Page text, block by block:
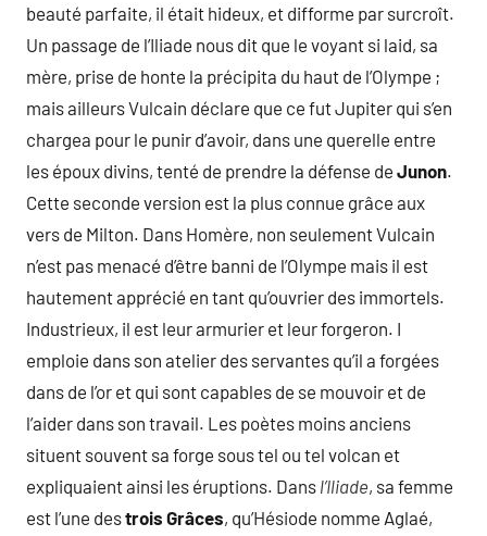
beauté parfaite, il était hideux, et difforme par surcroît.
Un passage de l’Iliade nous dit que le voyant si laid, sa
mère, prise de honte la précipita du haut de l’Olympe ;
mais ailleurs Vulcain déclare que ce fut Jupiter qui s’en
chargea pour le punir d’avoir, dans une querelle entre
les époux divins, tenté de prendre la défense de Junon.
Cette seconde version est la plus connue grâce aux
vers de Milton. Dans Homère, non seulement Vulcain
n’est pas menacé d’être banni de l’Olympe mais il est
hautement apprécié en tant qu’ouvrier des immortels.
Industrieux, il est leur armurier et leur forgeron. I
emploie dans son atelier des servantes qu’il a forgées
dans de l’or et qui sont capables de se mouvoir et de
l’aider dans son travail. Les poètes moins anciens
situent souvent sa forge sous tel ou tel volcan et
expliquaient ainsi les éruptions. Dans l’Iliade, sa femme
est l’une destrois Grâces, qu’Hésiode nomme Aglaé,